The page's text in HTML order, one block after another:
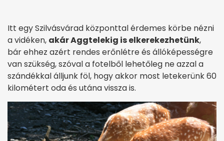
Itt egy Szilvásvárad központtal érdemes körbe nézni
a vidéken, akár Aggtelekig is elkerekezhetünk,
bár ehhez azért rendes erőnlétre és állóképességre
van szükség, szóval a fotelből lehetőleg ne azzal a
szándékkal álljunk föl, hogy akkor most letekerünk 60
kilométert oda és utána vissza is.